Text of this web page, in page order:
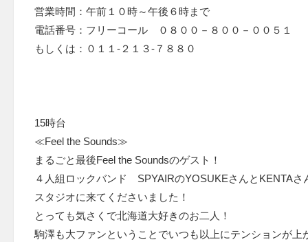
営業時間：午前１０時～午後６時まで
電話番号：フリーコール ０８００－８００－００５１
もしくは：０１１-２１３-７８８０
15時台
≪Feel the Sounds≫
まるごと最後Feel the Soundsのゲスト！
４人組ロックバンド SPYAIRのYOSUKEさんとKENTAさ
スタジオに来てくださいました！
とっても気さくで北海道大好きのお二人！
駒澤も大ファンということでいつも以上にテンションが上